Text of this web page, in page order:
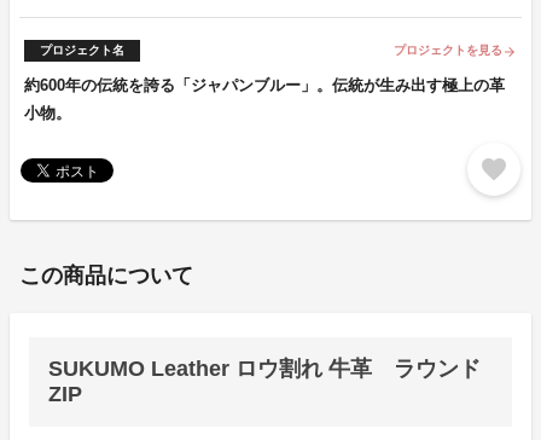
プロジェクト名 プロジェクトを見る arrow_forward
約600年の伝統を誇る「ジャパンブルー」。伝統が生み出す極上の革
小物。
favorite
この商品について
SUKUMO Leather ロウ割れ 牛革 ラウンド
ZIP